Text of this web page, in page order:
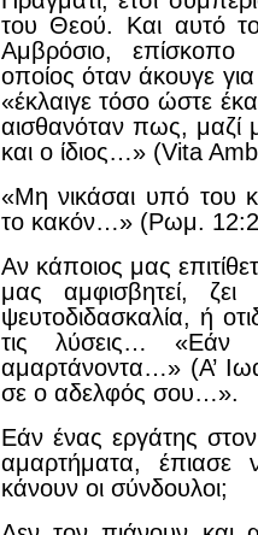
του Θεού. Και αυτό
Αμβρόσιο,
οποίος όταν άκουγε
«έκλαιγε τόσο ώστε
αισθανόταν πως, μαζί
και ο ίδιος…» (Vita
«Μη νικάσαι υπό του
το κακόν…» (Ρωμ.
Αν κάποιος μας
μας αμφισβητεί,
ψευτοδιδασκαλία, ή
τις λύσεις… «Εάν
αμαρτάνοντα…» (Α’
σε ο αδελφός σου…».
Εάν ένας εργάτης
αμαρτήματα, έπιασε
κάνουν οι σύνδουλοι;